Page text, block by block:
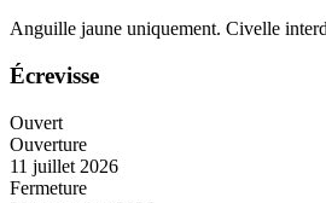
Anguille jaune uniquement. Civelle
Écrevisse
Ouvert
Ouverture
11 juillet 2026
Fermeture